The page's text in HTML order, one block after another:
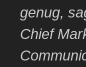
genug,
Chief